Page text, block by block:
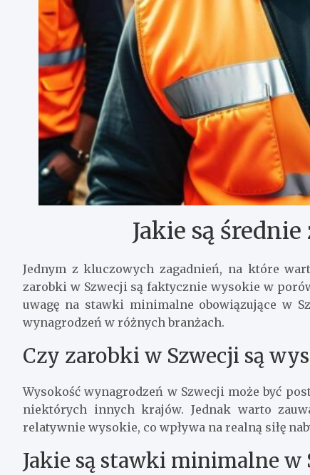
Jakie są
Jednym z kluczowych zagadnień, na które
zarobki w Szwecji są faktycznie wysokie w
uwagę na stawki minimalne obowiązujące w
wynagrodzeń w różnych branżach.
Czy zarobki w Szwecji są
Wysokość wynagrodzeń w Szwecji może być
niektórych innych krajów. Jednak warto
relatywnie wysokie, co wpływa na realną siłę
Jakie są stawki minimalne w